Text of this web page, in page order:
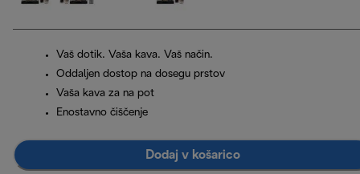
Vaš dotik. Vaša kava. Vaš način.
Oddaljen dostop na dosegu prstov
Vaša kava za na pot
Enostavno čiščenje
Dodaj v košarico